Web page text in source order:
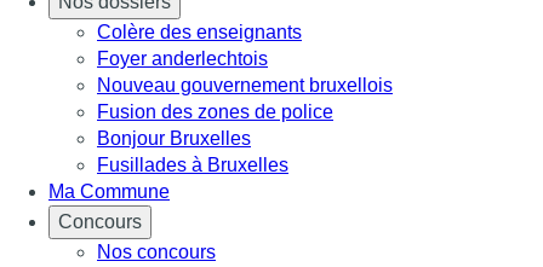
Colère des enseignants
Foyer anderlechtois
Nouveau gouvernement bruxellois
Fusion des zones de police
Bonjour Bruxelles
Fusillades à Bruxelles
Ma Commune
Concours
Nos concours